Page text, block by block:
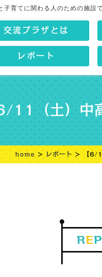
子育てに関わる人のための施設
交流プラザとは
レポート
11（土）中
home > レポート> 【6/11